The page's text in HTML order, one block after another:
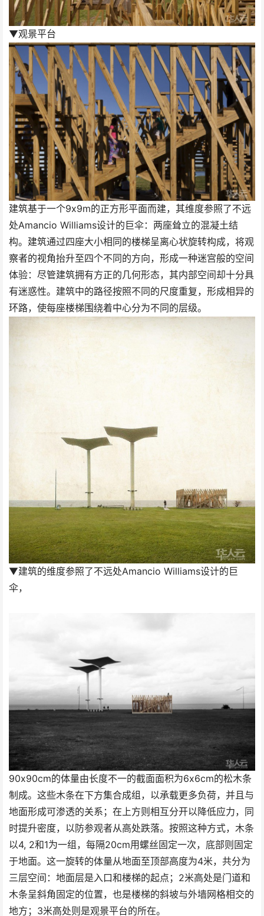
▼观景平台
建筑基于一个9x9m的正方形平面而建，其维度参照了不远
处Amancio Williams设计的巨伞：两座耸立的混凝土结
构。建筑通过四座大小相同的楼梯呈离心状旋转构成，将观
察者的视角抬升至四个不同的方向，形成一种迷宫般的空间
体验：尽管建筑拥有方正的几何形态，其内部空间却十分具
有迷惑性。建筑中的路径按照不同的尺度重复，形成相异的
环路，使每座楼梯围绕着中心分为不同的层级。
▼建筑的维度参照了不远处Amancio Williams设计的巨
伞，
90x90cm的体量由长度不一的截面面积为6x6cm的松木条
制成。这些木条在下方集合成组，以承载更多负荷，并且与
地面形成可渗透的关系；在上方则相互分开以降低应力，同
时提升密度，以防参观者从高处跌落。按照这种方式，木条
以4, 2和1为一组，每隔20cm用螺丝固定一次，底部则固定
于地面。这一旋转的体量从地面至顶部高度为4米，共分为
三层空间：地面层是入口和楼梯的起点；2米高处是门道和
木条呈斜角固定的位置，也是楼梯的斜坡与外墙网格相交的
地方；3米高处则是观景平台的所在。